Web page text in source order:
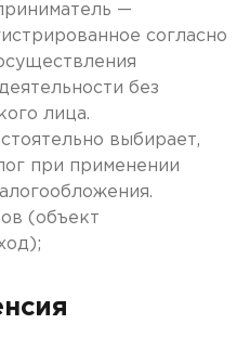
—
согласно
без
лица.
выбирает,
при применении
(объект